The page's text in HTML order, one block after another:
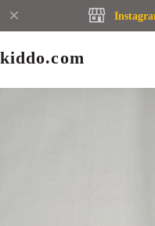
kiddo.com
kiddo.com